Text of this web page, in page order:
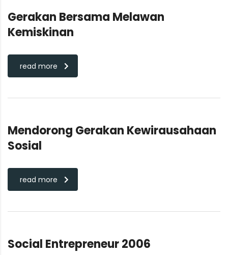
Gerakan Bersama Melawan
Kemiskinan
read more
Mendorong Gerakan Kewirausahaan
Sosial
read more
Social Entrepreneur 2006